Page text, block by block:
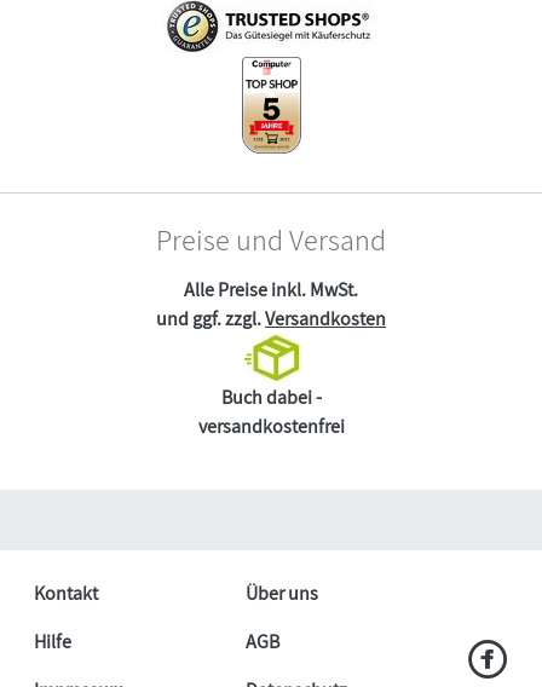
Preise und Versand
Alle Preise inkl. MwSt.
und ggf. zzgl.Versandkosten
Buch dabei -
versandkostenfrei
Kontakt
Über uns
Hilfe
AGB